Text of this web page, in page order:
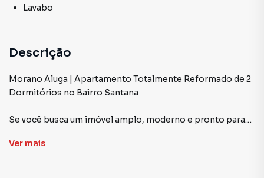
Lavabo
Descrição
Morano Aluga | Apartamento Totalmente Reformado de 2
Dormitórios no Bairro Santana
Se você busca um imóvel amplo, moderno e pronto para
reformado, o apartamento reúne conforto, praticidade e
Ver mais